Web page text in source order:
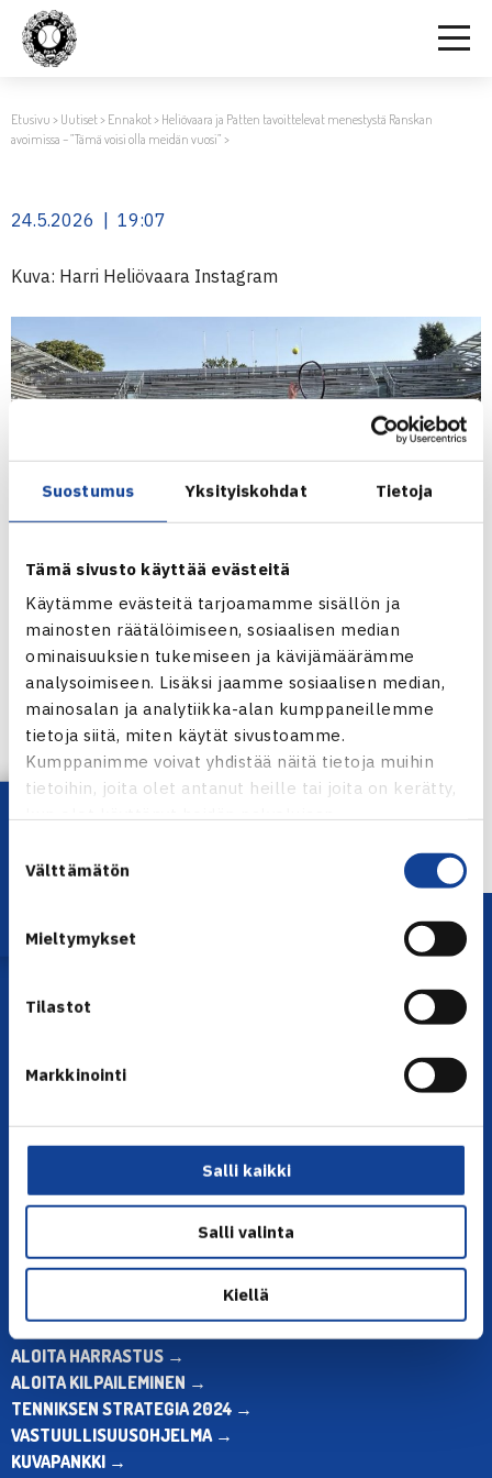
Suostumus Yksityiskohdat Tietoja
Tämä sivusto käyttää evästeitä
Käytämme evästeitä tarjoamamme sisällön ja
mainosten räätälöimiseen, sosiaalisen median
ominaisuuksien tukemiseen ja kävijämäärämme
analysoimiseen. Lisäksi jaamme sosiaalisen median,
mainosalan ja analytiikka-alan kumppaneillemme
tietoja siitä, miten käytät sivustoamme.
Kumppanimme voivat yhdistää näitä tietoja muihin
tietoihin, joita olet antanut heille tai joita on kerätty,
valinta
Välttämätön
Mieltymykset
Tilastot
Markkinointi
Salli kaikki
Salli valinta
Kiellä
Etusivu > Uutiset> Ennakot> Heliövaara ja Patten tavoittelevat menestystä Ranskan
avoimissa – ”Tämä voisi olla meidän vuosi” >
24.5.2026 | 19:07
Kuva: Harri Heliövaara Instagram
Jaa:
Lataa OmaTennis!
Toimiston puhelinajat:
ma-pe klo 10.00-12.00
Muina aikoina olkaa yhteydessä
sähköpostitse: toimisto@tennis.fi
ALOITA HARRASTUS →
ALOITA KILPAILEMINEN →
TENNIKSEN STRATEGIA 2024 →
VASTUULLISUUSOHJELMA →
KUVAPANKKI →